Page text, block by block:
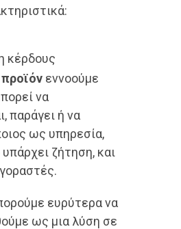
κέρδους
προϊόν εννοούμε
να
παράγει ή να
ως υπηρεσία,
υπάρχει ζήτηση, και
ευρύτερα να
ως μια λύση σε